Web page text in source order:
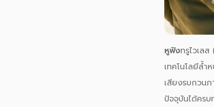
หูฟังทรูไวเล
เทคโนโลยีล้ำ
เสียงรบกวน
ปัจจุบันได้คร